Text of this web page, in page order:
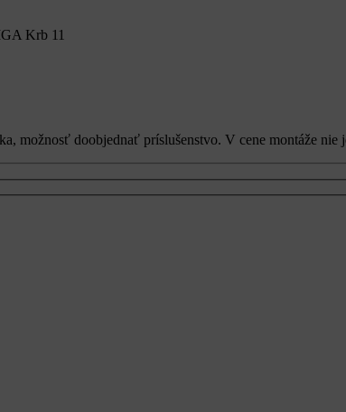
Krb 11
možnosť doobjednať príslušenstvo. V cene montáže nie